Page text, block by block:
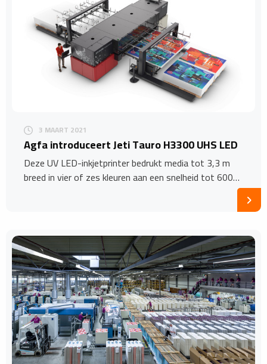
3 MAART 2021
Agfa introduceert Jeti Tauro H3300 UHS LED
Deze UV LED-inkjetprinter bedrukt media tot 3,3 m
breed in vier of zes kleuren aan een snelheid tot 600…